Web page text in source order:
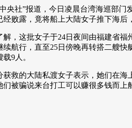
社”报道，今日凌晨台湾海巡部门
经败露，竟将船上大陆女子推下海后
这批女子于24日夜间由福建省福
续航行，直至25日傍晚再转搭二艘快
9人。
的大陆私渡女子表示，她们在海
们被骗说来台打工可以赚很多钱而上